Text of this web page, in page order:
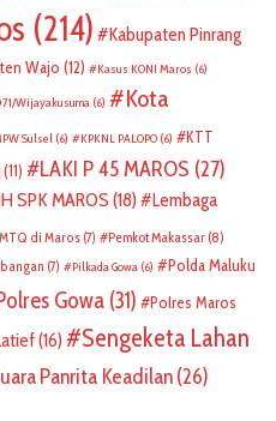
(214)
Kabupaten Pinrang
Wajo (12) Kasus KONI Maros (6)
Wijayakusuma (6)
Kota
Sulsel (6) KPKNL PALOPO (6)
KTT
(11) LAKI P 45 MAROS (27)
SPK MAROS (18)
Lembaga
MTQ di Maros (7) Pemkot Makassar (8)
(7) Pilkada Gowa (6)
Polda Maluku
Gowa (31)
Polres Maros
(16)
Sengeketa Lahan
Panrita Keadilan(26)